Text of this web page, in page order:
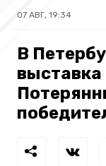
07 АВГ, 19:34
В
выставка